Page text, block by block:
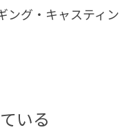
ング・キャスティン
いる